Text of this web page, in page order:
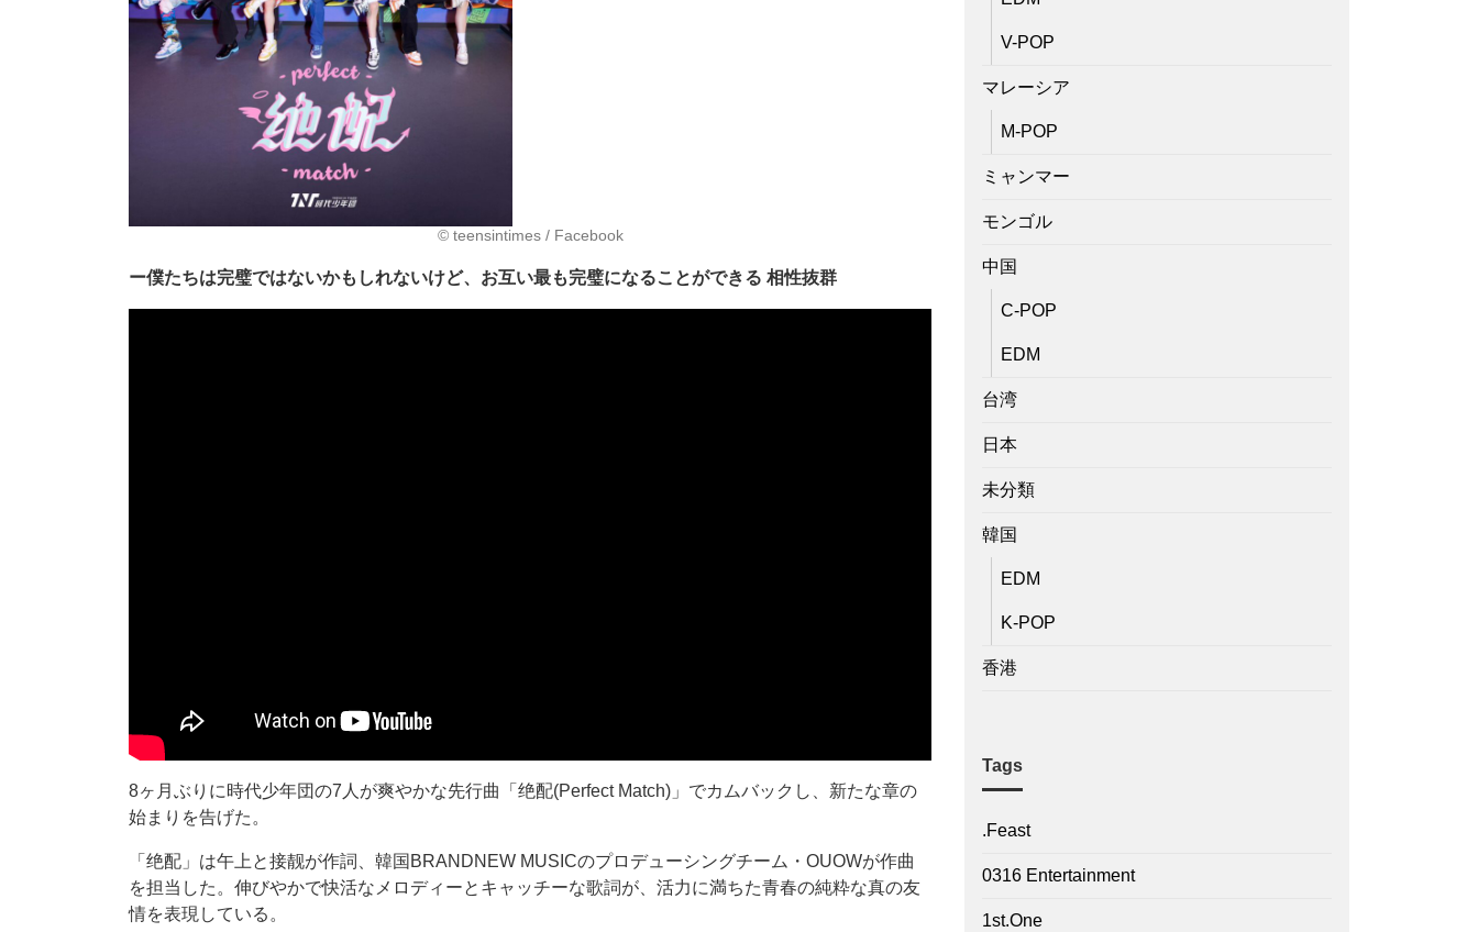
©︎ teensintimes / Facebook
ー僕たちは完璧ではないかもしれないけど、お互い最も完璧になることができる 相性抜群
8ヶ月ぶりに時代少年団の7人が爽やかな先行曲「绝配(Perfect Match)」でカムバックし、新たな章の
始まりを告げた。
「绝配」は午上と接靓が作詞、韓国BRANDNEW MUSICのプロデューシングチーム・OUOWが作曲
を担当した。伸びやかで快活なメロディーとキャッチーな歌詞が、活力に満ちた青春の純粋な真の友
情を表現している。
V-POP
マレーシア
M-POP
ミャンマー
モンゴル
中国
C-POP
EDM
台湾
日本
未分類
韓国
EDM
K-POP
香港
Tags
.Feast
0316 Entertainment
1st.One